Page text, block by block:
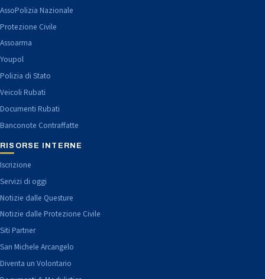
AssoPolizia Nazionale
Protezione Civile
Assoarma
Youpol
Polizia di Stato
Veicoli Rubati
Documenti Rubati
Banconote Contraffatte
RISORSE INTERNE
Iscrizione
Servizi di oggi
Notizie dalle Questure
Notizie dalle Protezione Civile
Siti Partner
San Michele Arcangelo
Diventa un Volontario